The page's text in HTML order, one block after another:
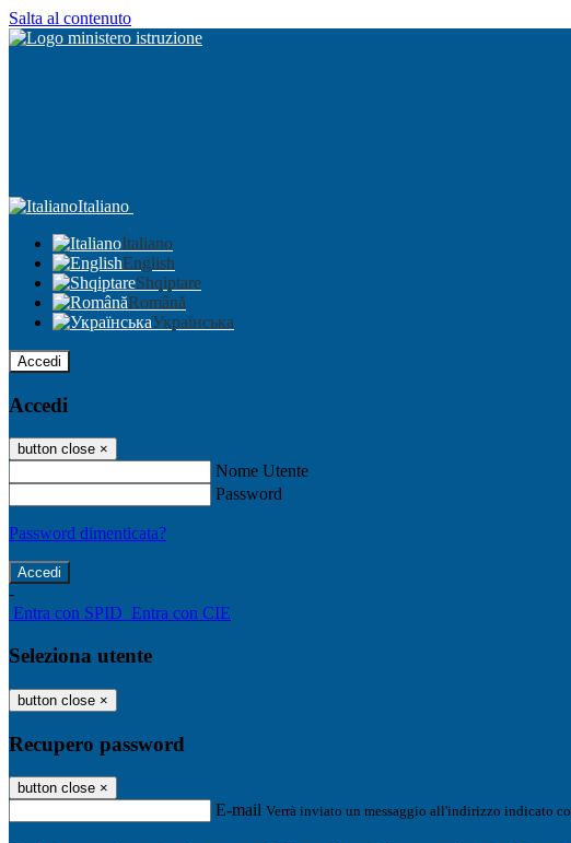
Salta al contenuto
Italiano
Italiano
English
Shqiptare
Română
Українська
Accedi
Accedi
button close ×
Nome Utente
Password
Password dimenticata?
-
Entra con SPID Entra con CIE
Seleziona utente
button close ×
Recupero password
button close ×
E-mail Verrà inviato un messaggio all'indirizzo indicato